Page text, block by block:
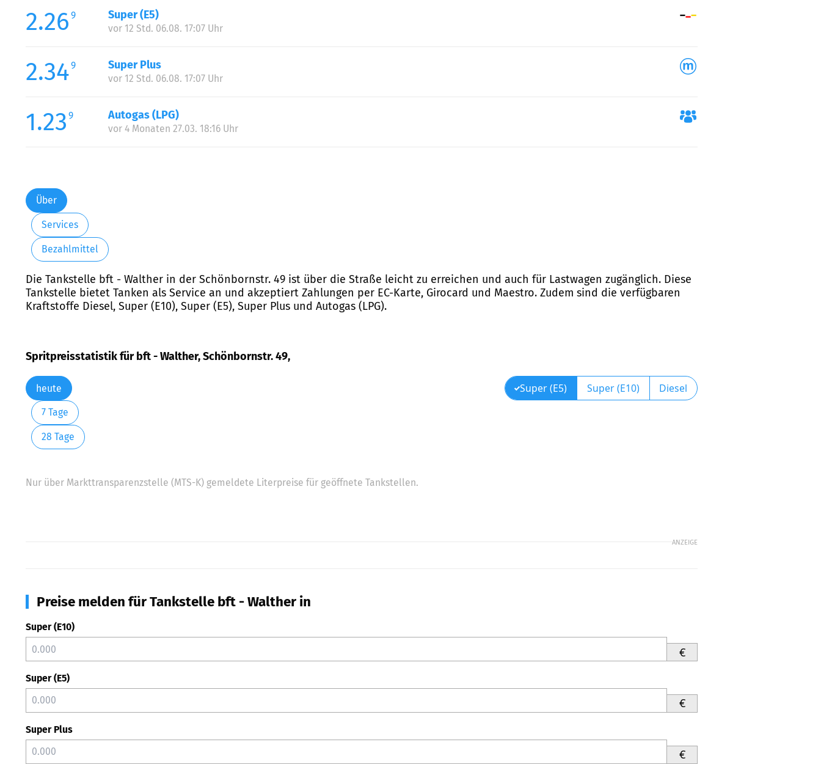
2.26 9 Super (E5)
vor 12 Std. 06.08. 17:07 Uhr
2.349 Super Plus
vor 12 Std. 06.08. 17:07 Uhr
1.23 9 Autogas (LPG)
vor 4 Monaten 27.03. 18:16 Uhr
Über
Services
Bezahlmittel
Die Tankstelle bft - Walther in der Schönbornstr. 49 ist über die Straße leicht zu erreichen und auch für Lastwagen zugänglich. Diese
Tankstelle bietet Tanken als Service an und akzeptiert Zahlungen per EC-Karte, Girocard und Maestro. Zudem sind die verfügbaren
Kraftstoffe Diesel, Super (E10), Super (E5), Super Plus und Autogas (LPG).
Spritpreisstatistik für bft - Walther, Schönbornstr. 49,
heute
7 Tage
28 Tage
Super (E5) Super (E10) Diesel
Nur über Markttransparenzstelle (MTS-K) gemeldete Literpreise für geöffnete Tankstellen.
ANZEIGE
Preise melden für Tankstelle bft - Walther in
Super (E10)
€
Super (E5)
€
Super Plus
€